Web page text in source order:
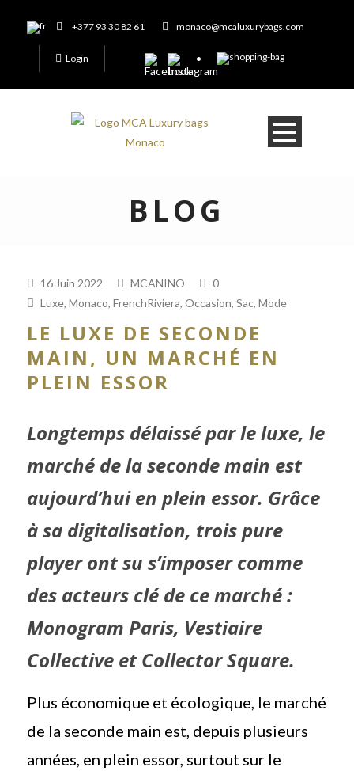
+377 93 30 82 61 monaco@mcaluxurybags.com
Login
BLOG
16 Juin 2022 MCANINO
0
Luxe, Monaco, FrenchRiviera, Occasion, Sac, Mode
LE LUXE DE SECONDE
MAIN, UN MARCHÉ EN
PLEIN ESSOR
Longtemps délaissé par le luxe, le
marché de la seconde main est
aujourd’hui en plein essor. Grâce
à sa digitalisation, trois pure
player ont su s’imposer comme
des acteurs clé de ce marché :
Monogram Paris, Vestiaire
Collective et Collector Square.
Plus économique et écologique, le marché
de la seconde main est, depuis plusieurs
années, en plein essor, surtout sur le